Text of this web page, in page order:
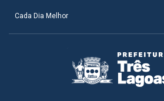
Cada Dia Melhor